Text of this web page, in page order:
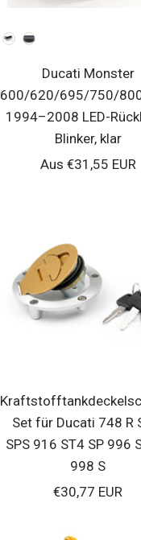
Farbe
Ducati Monster
600/620/695/750/
1994–2008 LED-
Blinker, klar
Verkaufspreis
Aus €31,55 EUR
Set für Ducati 748 R
SPS 916 ST4 SP 996
998 S
Verkaufspreis
€30,77 EUR